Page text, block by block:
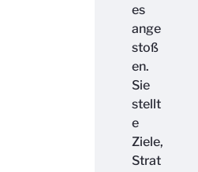
es
ange
stoß
en.
Sie
stellt
e
Ziele,
Strat